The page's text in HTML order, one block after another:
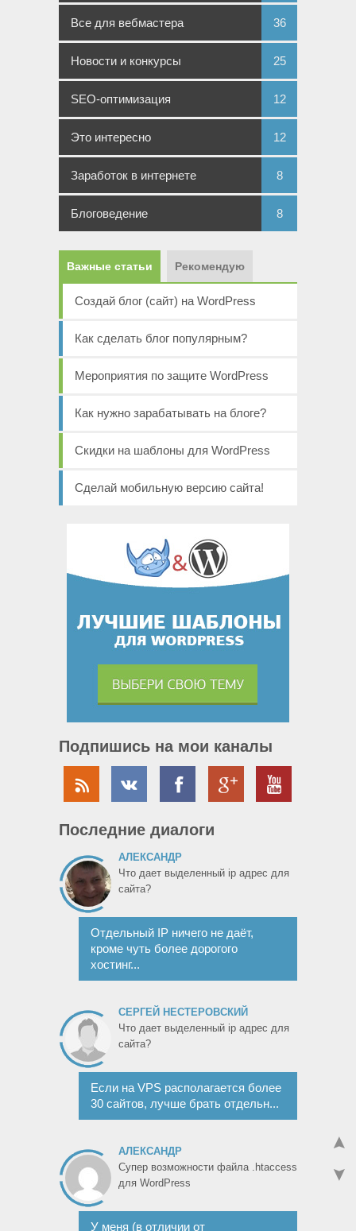
Все для вебмастера 36
Новости и конкурсы 25
SEO-оптимизация 12
Это интересно 12
Заработок в интернете 8
Блоговедение 8
Важные статьи Рекомендую
Создай блог (сайт) на WordPress
Как сделать блог популярным?
Мероприятия по защите WordPress
Как нужно зарабатывать на блоге?
Скидки на шаблоны для WordPress
Сделай мобильную версию сайта!
Подпишись на мои каналы
Последние диалоги
АЛЕКСАНДР
Что дает выделенный ip адрес для
сайта?
Отдельный IP ничего не даёт,
кроме чуть более дорогого
хостинг...
СЕРГЕЙ НЕСТЕРОВСКИЙ
Что дает выделенный ip адрес для
сайта?
Если на VPS располагается более
30 сайтов, лучше брать отдельн...
АЛЕКСАНДР
Супер возможности файла .htaccess
для WordPress
У меня (в отличии от